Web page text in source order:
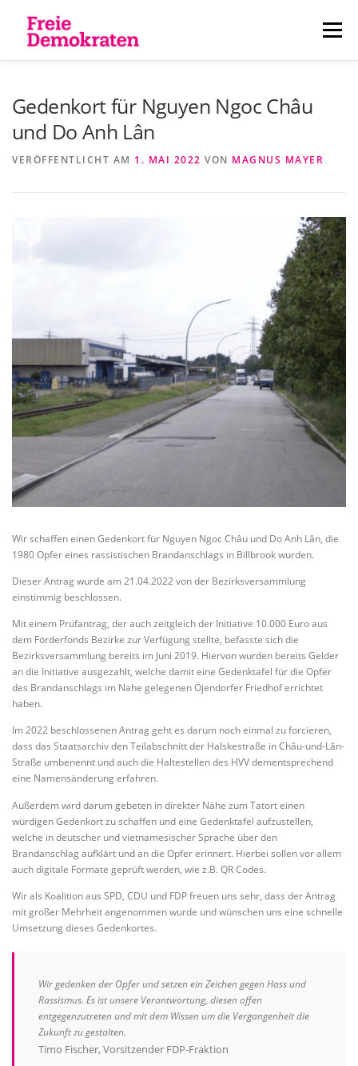
springen
Menü
Gedenkort für Nguyen Ngoc Châu
und Do Anh Lân
VERÖFFENTLICHT AM 1. MAI 2022 VON MAGNUS MAYER
Wir schaffen einen Gedenkort für Nguyen Ngoc Châu und Do Anh Lân, die
1980 Opfer eines rassistischen Brandanschlags in Billbrook wurden.
Dieser Antrag wurde am 21.04.2022 von der Bezirksversammlung
einstimmig beschlossen.
Mit einem Prüfantrag, der auch zeitgleich der Initiative 10.000 Euro aus
dem Förderfonds Bezirke zur Verfügung stellte, befasste sich die
Bezirksversammlung bereits im Juni 2019. Hiervon wurden bereits Gelder
an die Initiative ausgezahlt, welche damit eine Gedenktafel für die Opfer
des Brandanschlags im Nahe gelegenen Öjendorfer Friedhof errichtet
haben.
Im 2022 beschlossenen Antrag geht es darum noch einmal zu forcieren,
dass das Staatsarchiv den Teilabschnitt der Halskestraße in Châu-und-Lân-
Straße umbenennt und auch die Haltestellen des HVV dementsprechend
eine Namensänderung erfahren.
Außerdem wird darum gebeten in direkter Nähe zum Tatort einen
würdigen Gedenkort zu schaffen und eine Gedenktafel aufzustellen,
welche in deutscher und vietnamesischer Sprache über den
Brandanschlag aufklärt und an die Opfer erinnert. Hierbei sollen vor allem
auch digitale Formate geprüft werden, wie z.B. QR Codes.
Wir als Koalition aus SPD, CDU und FDP freuen uns sehr, dass der Antrag
mit großer Mehrheit angenommen wurde und wünschen uns eine schnelle
Umsetzung dieses Gedenkortes.
Wir gedenken der Opfer und setzen ein Zeichen gegen Hass und
Rassismus. Es ist unsere Verantwortung, diesen offen
entgegenzutreten und mit dem Wissen um die Vergangenheit die
Zukunft zu gestalten.
Timo Fischer, Vorsitzender FDP-Fraktion